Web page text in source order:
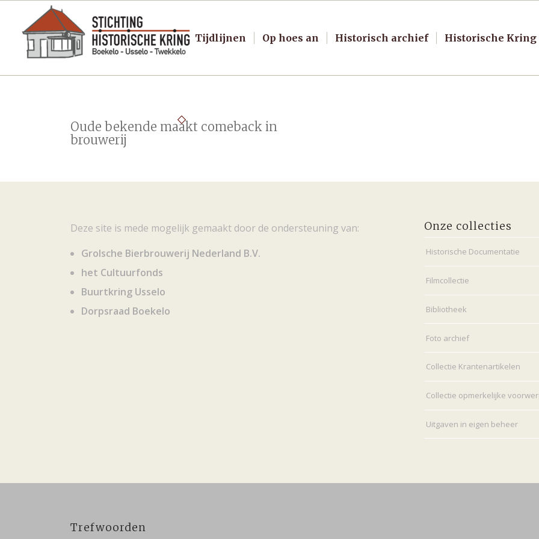
Tijdlijnen Op hoes an Historisch archief Historische Kring
Oude bekende maakt comeback in
brouwerij
Deze site is mede mogelijk gemaakt door de ondersteuning van:
Grolsche Bierbrouwerij Nederland B.V.
het Cultuurfonds
Buurtkring Usselo
Dorpsraad Boekelo
Onze collecties
Historische Documentatie
Filmcollectie
Bibliotheek
Foto archief
Collectie Krantenartikelen
Collectie opmerkelijke
Uitgaven in eigen beheer
Trefwoorden